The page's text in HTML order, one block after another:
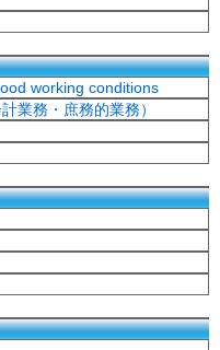
working conditions
業務・庶務的業務）